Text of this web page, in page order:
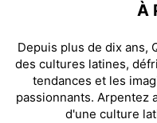
À
Depuis plus de dix ans,
des cultures latines,
tendances et les
passionnants. Arpentez
d'une culture